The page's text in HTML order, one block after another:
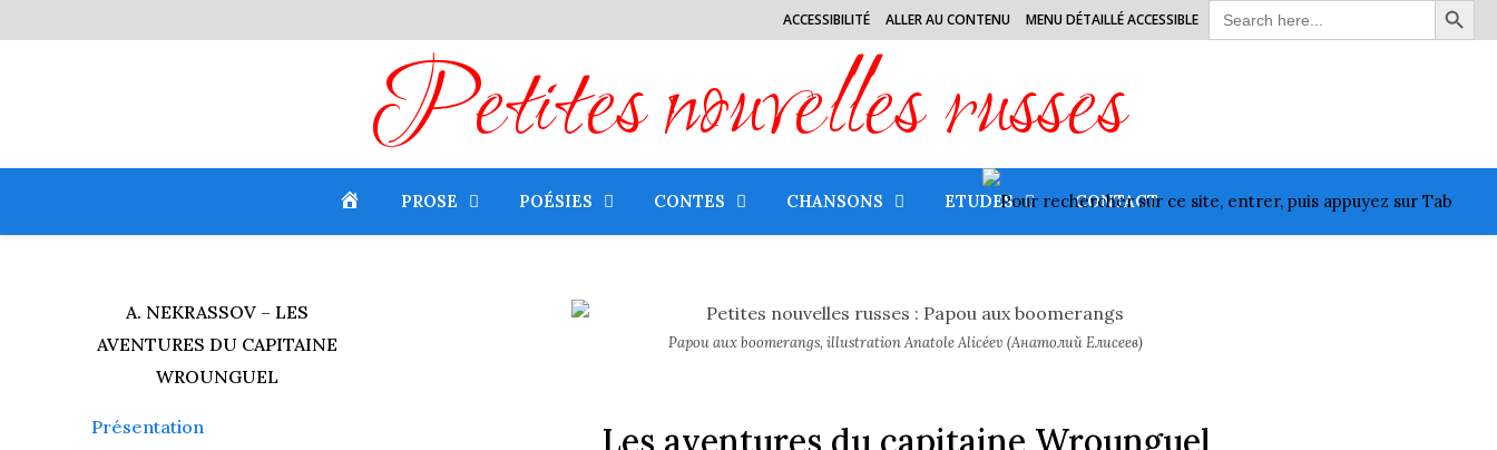
ACCESSIBILITÉ ALLER AU CONTENU MENU DÉTAILLÉ ACCESSIBLE
Search
for:
Petites nouvelles russes
PROSE POÉSIES CONTES CHANSONS ETUDES CONTACT
A. NEKRASSOV – LES
AVENTURES DU CAPITAINE
WROUNGUEL
Présentation
Papou aux boomerangs, illustration Anatole Alicéev (Анатолий Елисеев)
Les aventures du capitaine Wrounguel